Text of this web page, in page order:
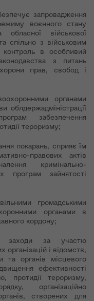
запровадження
воєнного стану
обласної військової
спільно з військовим
в особливий
з питань
прав, свобод і
органами
облдержадміністрації
забезпечення
тероризму;
покарань, сприяє їм
правових актів
кримінально-
програм зайнятості
громадськими
органами в
кордону;
заходи за участю
організацій і відомств,
та органів місцевого
ефективності
протидії тероризму,
організаційно
створених для